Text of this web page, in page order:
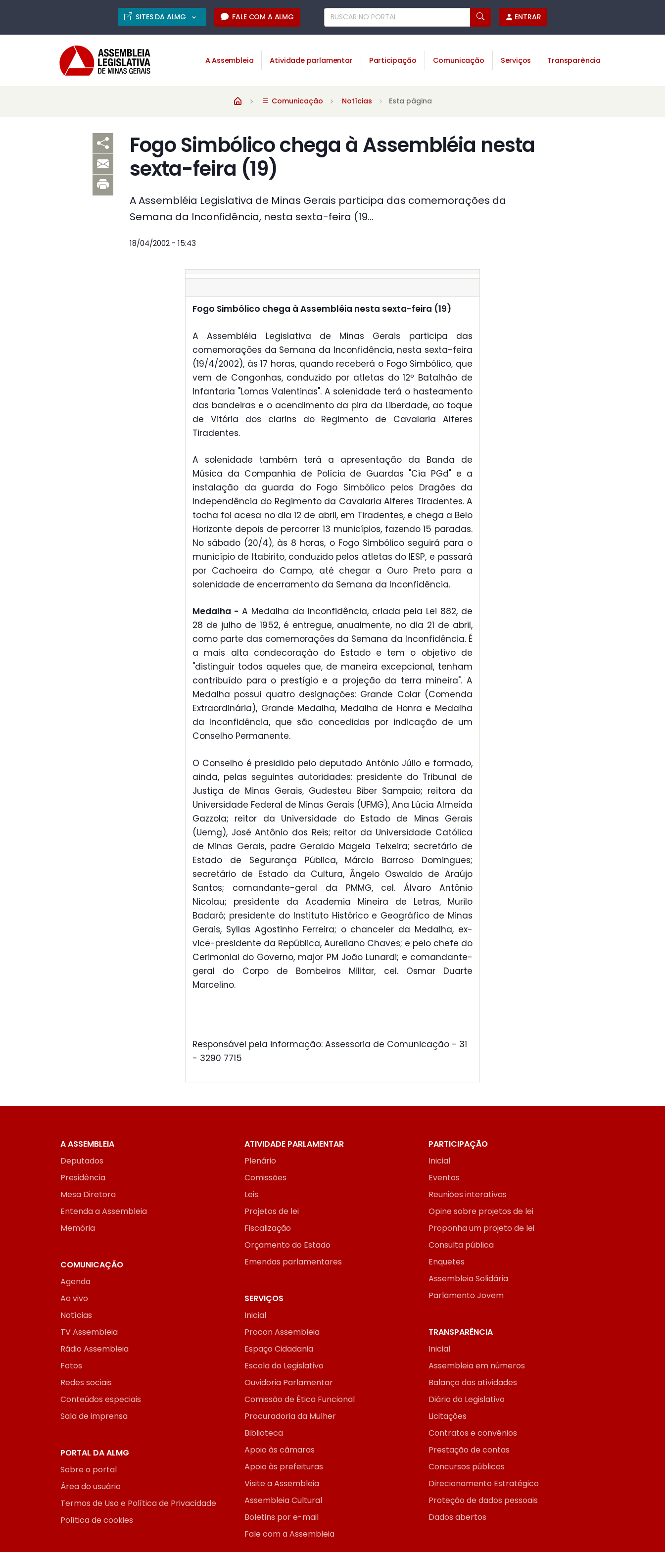
SITES DA ALMG FALE COM A ALMG ENTRAR
A Assembleia Atividade parlamentar Participação Comunicação Serviços Transparência
Comunicação Notícias Esta página
Fogo Simbólico chega à Assembléia nesta
sexta-feira (19)
A Assembléia Legislativa de Minas Gerais participa das comemorações da
Semana da Inconfidência, nesta sexta-feira (19...
18/04/2002 - 15:43
Fogo Simbólico chega à Assembléia nesta sexta-feira (19)
A Assembléia Legislativa de Minas Gerais participa das
comemorações da Semana da Inconfidência, nesta sexta-feira
(19/4/2002), às 17 horas, quando receberá o Fogo Simbólico, que
vem de Congonhas, conduzido por atletas do 12º Batalhão de
Infantaria "Lomas Valentinas". A solenidade terá o hasteamento
das bandeiras e o acendimento da pira da Liberdade, ao toque
de Vitória dos clarins do Regimento de Cavalaria Alferes
Tiradentes.
A solenidade também terá a apresentação da Banda de
Música da Companhia de Polícia de Guardas "Cia PGd" e a
instalação da guarda do Fogo Simbólico pelos Dragões da
Independência do Regimento da Cavalaria Alferes Tiradentes. A
tocha foi acesa no dia 12 de abril, em Tiradentes, e chega a Belo
Horizonte depois de percorrer 13 municípios, fazendo 15 paradas.
No sábado (20/4), às 8 horas, o Fogo Simbólico seguirá para o
município de Itabirito, conduzido pelos atletas do IESP, e passará
por Cachoeira do Campo, até chegar a Ouro Preto para a
solenidade de encerramento da Semana da Inconfidência.
Medalha - A Medalha da Inconfidência, criada pela Lei 882, de
28 de julho de 1952, é entregue, anualmente, no dia 21 de abril,
como parte das comemorações da Semana da Inconfidência. É
a mais alta condecoração do Estado e tem o objetivo de
"distinguir todos aqueles que, de maneira excepcional, tenham
contribuído para o prestígio e a projeção da terra mineira". A
Medalha possui quatro designações: Grande Colar (Comenda
Extraordinária), Grande Medalha, Medalha de Honra e Medalha
da Inconfidência, que são concedidas por indicação de um
Conselho Permanente.
O Conselho é presidido pelo deputado Antônio Júlio e formado,
ainda, pelas seguintes autoridades: presidente do Tribunal de
Justiça de Minas Gerais, Gudesteu Biber Sampaio; reitora da
Universidade Federal de Minas Gerais (UFMG), Ana Lúcia Almeida
Gazzola; reitor da Universidade do Estado de Minas Gerais
(Uemg), José Antônio dos Reis; reitor da Universidade Católica
de Minas Gerais, padre Geraldo Magela Teixeira; secretário de
Estado de Segurança Pública, Márcio Barroso Domingues;
secretário de Estado da Cultura, Ângelo Oswaldo de Araújo
Santos; comandante-geral da PMMG, cel. Álvaro Antônio
Nicolau; presidente da Academia Mineira de Letras, Murilo
Badaró; presidente do Instituto Histórico e Geográfico de Minas
Gerais, Syllas Agostinho Ferreira; o chanceler da Medalha, ex-
vice-presidente da República, Aureliano Chaves; e pelo chefe do
Cerimonial do Governo, major PM João Lunardi; e comandante-
geral do Corpo de Bombeiros Militar, cel. Osmar Duarte
Marcelino.
Responsável pela informação: Assessoria de Comunicação - 31
- 3290 7715
A ASSEMBLEIA
Deputados
Presidência
Mesa Diretora
Entenda a Assembleia
Memória
ATIVIDADE PARLAMENTAR
Plenário
Comissões
Leis
Projetos de lei
Fiscalização
Orçamento do Estado
Emendas parlamentares
PARTICIPAÇÃO
Inicial
Eventos
Reuniões interativas
Opine sobre projetos de lei
Proponha um projeto de lei
Consulta pública
Enquetes
Assembleia Solidária
Parlamento Jovem
COMUNICAÇÃO
Agenda
Ao vivo
Notícias
TV Assembleia
Rádio Assembleia
Fotos
Redes sociais
Conteúdos especiais
Sala de imprensa
SERVIÇOS
Inicial
Procon Assembleia
Espaço Cidadania
Escola do Legislativo
Ouvidoria Parlamentar
Comissão de Ética Funcional
Procuradoria da Mulher
Biblioteca
Apoio às câmaras
Apoio às prefeituras
Visite a Assembleia
Assembleia Cultural
Boletins por e-mail
Fale com a Assembleia
TRANSPARÊNCIA
Inicial
Assembleia em números
Balanço das atividades
Diário do Legislativo
Licitações
Contratos e convênios
Prestação de contas
Concursos públicos
Direcionamento Estratégico
Proteção de dados pessoais
Dados abertos
PORTAL DA ALMG
Sobre o portal
Área do usuário
Termos de Uso e Política de Privacidade
Política de cookies